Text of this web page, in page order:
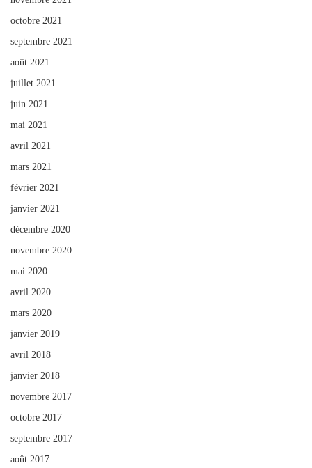
octobre 2021
septembre 2021
août 2021
juillet 2021
juin 2021
mai 2021
avril 2021
mars 2021
février 2021
janvier 2021
décembre 2020
novembre 2020
mai 2020
avril 2020
mars 2020
janvier 2019
avril 2018
janvier 2018
novembre 2017
octobre 2017
septembre 2017
août 2017